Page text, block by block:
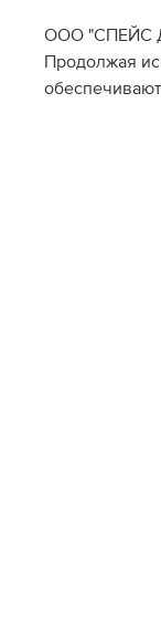
ООО "СПЕЙС
Продолжая